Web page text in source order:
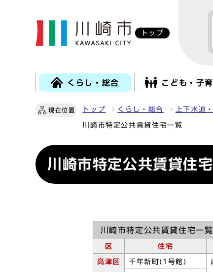
トップ
くらし・総合 こども・子
現在位置 トップ くらし・総合 上下水道
川崎市特定公共賃貸住宅一覧
川崎市特定公共賃貸住
川崎市特定公共賃貸住宅一
区 住宅
高津区 千年新町(1号館)